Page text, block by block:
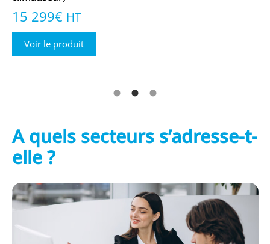
16 899€ HT
Voir le produit
A quels secteurs s’adresse-t-
elle ?